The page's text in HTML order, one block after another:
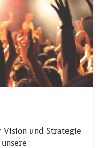
Vision und Strategie